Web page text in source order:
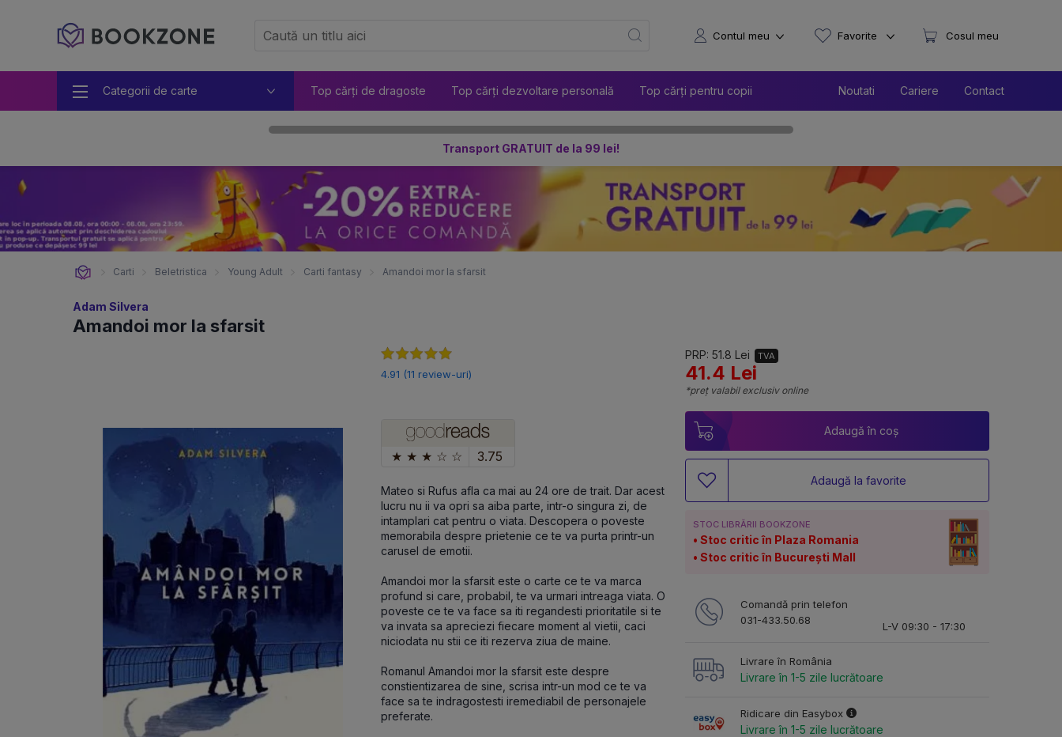
Categorii de carte Top cărți de dragoste Top cărți dezvoltare personală Top cărți pentru copii Noutati Cariere Contact
Contul meu Favorite Cosul meu
Transport GRATUIT de la 99 lei!
Carti Beletristica Young Adult Carti fantasy Amandoi mor la sfarsit
Adam Silvera
Amandoi mor la sfarsit
4.91 (11 review-uri)
PRP: 51.8 Lei TVA
41.4 Lei
*preț valabil exclusiv online
★ ★ ★ ☆ ☆ 3.75
Mateo si Rufus afla ca mai au 24 ore de trait. Dar acest
lucru nu ii va opri sa aiba parte, intr-o singura zi, de
intamplari cat pentru o viata. Descopera o poveste
memorabila despre prietenie ce te va purta printr-un
carusel de emotii.
Amandoi mor la sfarsit este o carte ce te va marca
profund si care, probabil, te va urmari intreaga viata. O
poveste ce te va face sa iti regandesti prioritatile si te
va invata sa apreciezi fiecare moment al vietii, caci
niciodata nu stii ce iti rezerva ziua de maine.
Romanul Amandoi mor la sfarsit este despre
constientizarea de sine, scrisa intr-un mod ce te va
face sa te indragostesti iremediabil de personajele
preferate.
Adaugă în coș
Adaugă la favorite
STOC LIBRĂRII BOOKZONE
Stoc critic în Plaza Romania
Stoc critic în București Mall
Comandă prin telefon
031-433.50.68
L-V 09:30 - 17:30
Livrare în România
Livrare în 1-5 zile lucrătoare
Ridicare din Easybox
Livrare în 1-5 zile lucrătoare